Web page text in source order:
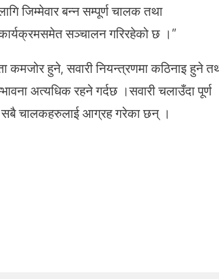
जिम्मेवार बन्न सम्पूर्ण चालक तथा
सञ्चालन गरिरहेको छ ।”
कमजोर हुने, सवारी नियन्त्रणमा कठिनाइ हुने
अत्यधिक रहने गर्दछ ।सवारी चलाउँदा पूर्ण
सबै चालकहरुलाई आग्रह गरेका छन् ।